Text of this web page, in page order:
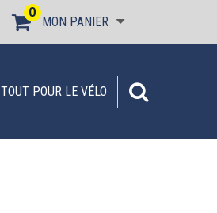
MON PANIER
0
TOUT POUR LE VÉLO